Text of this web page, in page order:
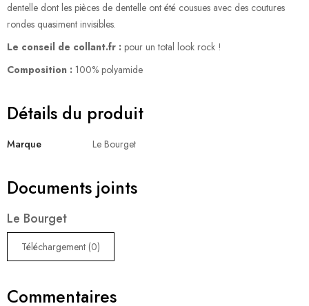
dentelle dont les pièces de dentelle ont été cousues avec des coutures
rondes quasiment invisibles.
Le conseil de collant.fr : pour un total look rock !
Composition : 100% polyamide
Détails du produit
Marque Le Bourget
Documents joints
Le Bourget
Téléchargement (0)
Commentaires